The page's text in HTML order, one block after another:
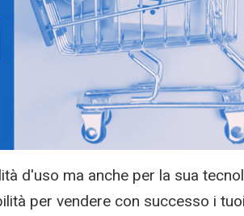
d'uso ma anche per la sua
per vendere con successo i tuoi